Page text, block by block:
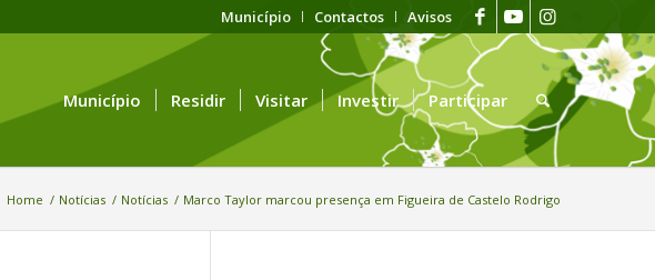
Município Contactos Avisos
Município Residir Visitar Investir Participar
Home / Notícias / Notícias / Marco Taylor marcou presença em Figueira de Castelo Rodrigo